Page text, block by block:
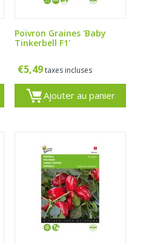
Poivron Graines 'Baby
Tinkerbell F1'
€5,49 taxes incluses
Ajouter au panier